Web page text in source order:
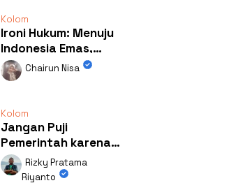
Kolom
Ironi Hukum: Menuju
Indonesia Emas,
Ternyata Emasnya
Ada di Rumah Febrie!
Chairun Nisa
Kolom
Jangan Puji
Pemerintah karena
Kerja: Mengapa
Publik Begitu Mudah
Rizky Pratama
Riyanto